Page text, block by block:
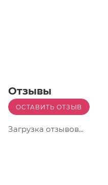
Отзывы
ОСТАВИТЬ ОТЗЫВ
Загрузка отзывов...